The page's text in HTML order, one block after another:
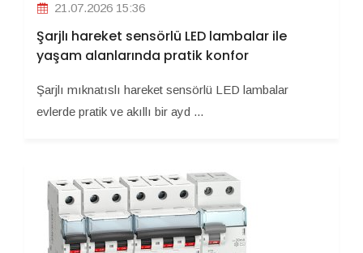
21.07.2026 15:36
Şarjlı hareket sensörlü LED lambalar ile
yaşam alanlarında pratik konfor
Şarjlı mıknatıslı hareket sensörlü LED lambalar
evlerde pratik ve akıllı bir ayd ...